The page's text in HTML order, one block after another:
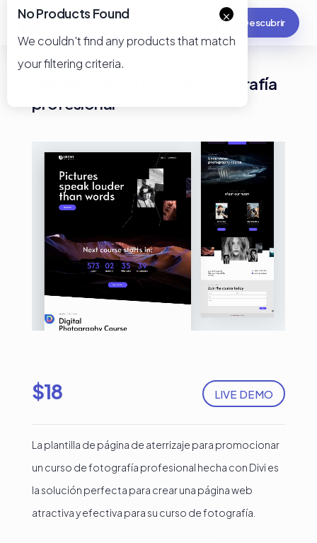
Descubrir
Plantilla para cursos de Fotografía
profesional
LIVE DEMO
$18
La plantilla de página de aterrizaje para promocionar
un curso de fotografía profesional hecha con Divi es
la solución perfecta para crear una página web
atractiva y efectiva para su curso de fotografía.
×
No Products Found
We couldn't find any products that match
your filtering criteria.